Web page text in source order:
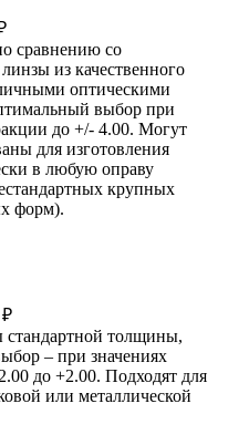
сравнению со
из качественного
оптическими
выбор при
до +/- 4.00. Могут
для изготовления
в любую оправу
крупных
форм).
толщины,
– при значениях
до +2.00. Подходят для
или металлической